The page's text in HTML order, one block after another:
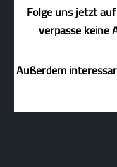
Folge uns jetzt auf
verpasse keine
Außerdem